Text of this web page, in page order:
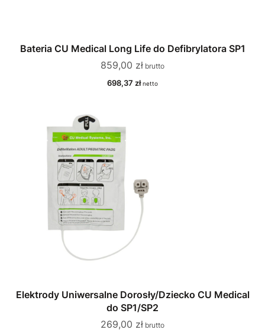
Bateria CU Medical Long Life do Defibrylatora SP1
Cena
859,00 zł
Cena
698,37 zł
Elektrody Uniwersalne Dorosły/Dziecko CU Medical
do SP1/SP2
Cena
269,00 zł